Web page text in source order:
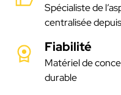
Spécialiste de
centralisée
Fiabilité
Matériel de
durable